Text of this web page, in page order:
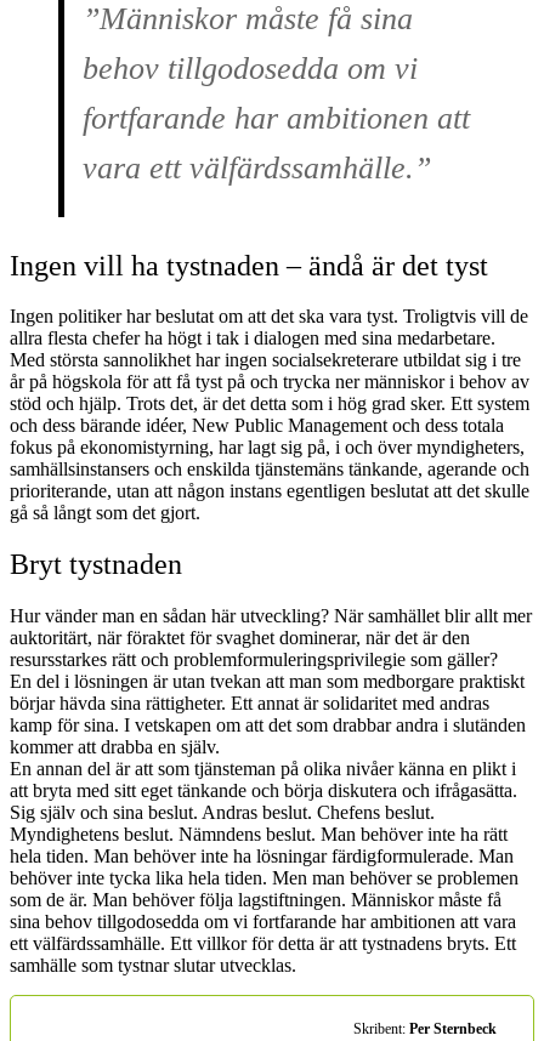
”Människor måste få sina
behov tillgodosedda om vi
fortfarande har ambitionen att
vara ett välfärdssamhälle.”
Ingen vill ha tystnaden – ändå är det tyst
Ingen politiker har beslutat om att det ska vara tyst. Troligtvis vill de
allra flesta chefer ha högt i tak i dialogen med sina medarbetare.
Med största sannolikhet har ingen socialsekreterare utbildat sig i tre
år på högskola för att få tyst på och trycka ner människor i behov av
stöd och hjälp. Trots det, är det detta som i hög grad sker. Ett system
och dess bärande idéer, New Public Management och dess totala
fokus på ekonomistyrning, har lagt sig på, i och över myndigheters,
samhällsinstansers och enskilda tjänstemäns tänkande, agerande och
prioriterande, utan att någon instans egentligen beslutat att det skulle
gå så långt som det gjort.
Bryt tystnaden
Hur vänder man en sådan här utveckling? När samhället blir allt mer
auktoritärt, när föraktet för svaghet dominerar, när det är den
resursstarkes rätt och problemformuleringsprivilegie som gäller?
En del i lösningen är utan tvekan att man som medborgare praktiskt
börjar hävda sina rättigheter. Ett annat är solidaritet med andras
kamp för sina. I vetskapen om att det som drabbar andra i slutänden
kommer att drabba en själv.
En annan del är att som tjänsteman på olika nivåer känna en plikt i
att bryta med sitt eget tänkande och börja diskutera och ifrågasätta.
Sig själv och sina beslut. Andras beslut. Chefens beslut.
Myndighetens beslut. Nämndens beslut. Man behöver inte ha rätt
hela tiden. Man behöver inte ha lösningar färdigformulerade. Man
behöver inte tycka lika hela tiden. Men man behöver se problemen
som de är. Man behöver följa lagstiftningen. Människor måste få
sina behov tillgodosedda om vi fortfarande har ambitionen att vara
ett välfärdssamhälle. Ett villkor för detta är att tystnadens bryts. Ett
samhälle som tystnar slutar utvecklas.
Skribent: Per Sternbeck